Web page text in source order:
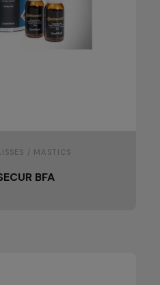
/ MASTICS
BFA